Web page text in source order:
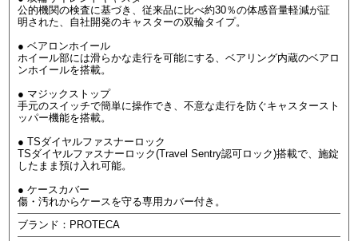
公的機関の検査に基づき、従来品に比べ約30％の体感音量軽減が証
明された、自社開発のキャスターの双輪タイプ。
● ベアロンホイール
ホイール部には滑らかな走行を可能にする、ベアリング内蔵のベアロ
ンホイールを搭載。
● マジックストップ
手元のスイッチで簡単に操作でき、不意な走行を防ぐキャスタースト
ッパー機能を搭載。
● TSダイヤルファスナーロック
TSダイヤルファスナーロック(Travel Sentry認可ロック)搭載で、施錠
したまま預け入れ可能。
● ケースカバー
傷・汚れからケースを守る専用カバー付き。
ブランド：PROTECA